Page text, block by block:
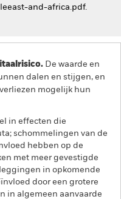
and-africa.pdf.
De waarde en
dalen en stijgen, en
mogelijk hun
in effecten die
schommelingen van de
hebben op de
met meer gevestigde
in opkomende
door een grotere
in algemeen aanvaarde